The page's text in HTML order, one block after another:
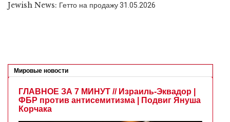
Jewish News: Гетто на продажу31.05.2026